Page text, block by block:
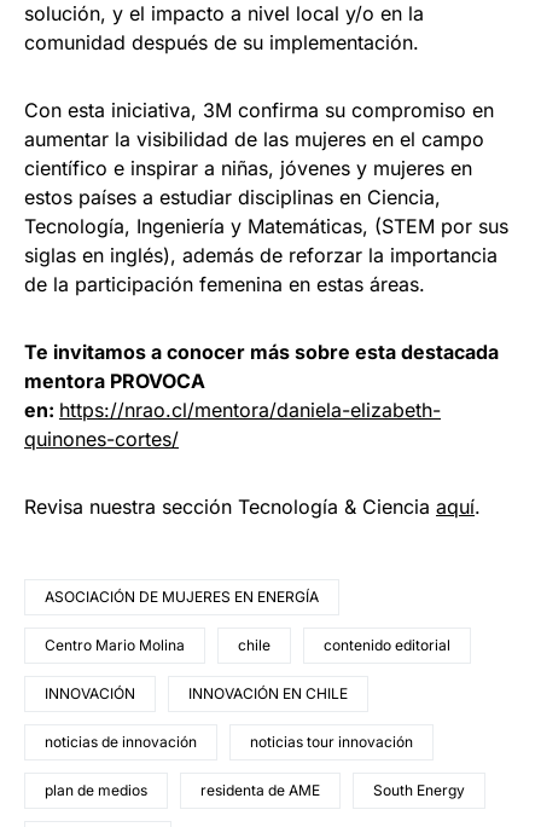
solución, y el impacto a nivel local y/o en la
comunidad después de su implementación.
Con esta iniciativa, 3M confirma su compromiso en
aumentar la visibilidad de las mujeres en el campo
científico e inspirar a niñas, jóvenes y mujeres en
estos países a estudiar disciplinas en Ciencia,
Tecnología, Ingeniería y Matemáticas, (STEM por sus
siglas en inglés), además de reforzar la importancia
de la participación femenina en estas áreas.
Te invitamos a conocer más sobre esta destacada
mentora PROVOCA
en: https://nrao.cl/mentora/daniela-elizabeth-
quinones-cortes/
Revisa nuestra sección Tecnología & Ciencia aquí.
ASOCIACIÓN DE MUJERES EN ENERGÍA
Centro Mario Molina chile contenido editorial
INNOVACIÓN INNOVACIÓN EN CHILE
noticias de innovación noticias tour innovación
plan de medios residenta de AME South Energy